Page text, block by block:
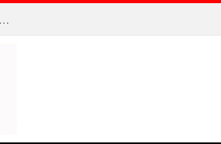
Велика посећеност Костолачког котлића. Главна награда Пожаревљанину